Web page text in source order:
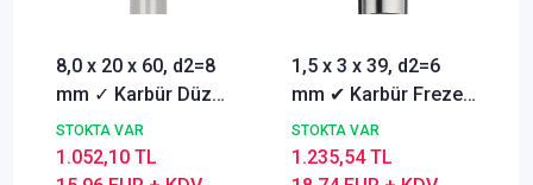
8,0 x 20 x 60, d2=8
mm ✓ Karbür Düz
Freze, Parmak freze
ucu Z=4,TiSiN
Kaplamalı
STOKTA VAR
1.052,10 TL
1,5 x 3 x 39, d2=6
mm ✔ Karbür Freze
ucu, Z=3, Kaplamalı,
30°
STOKTA VAR
1.235,54 TL